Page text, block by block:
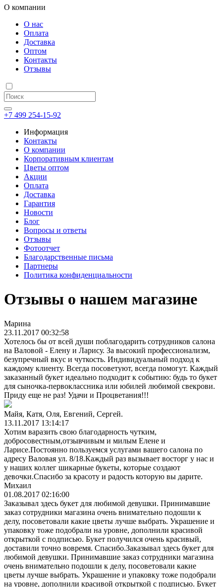
О компании
О нас
Оплата
Доставка
Оптом
Контакты
Отзывы
+7 499 254-15-92
Информация
Контакты
О компании
Корпоративным клиентам
Цветы оптом
Акции
Оплата
Доставка
Гарантия
Новости
Блог
Вопросы и ответы
Отзывы
Фотоотчет
Благодарственные письма
Партнеры
Политика конфиденциальности
Отзывы о нашем магазине
Марина
23.11.2017 00:32:58
Хотелось бы от всей души поблагодарить сотрудников салона
на Валовой - Елену и Ларису. За высокий профессионализм,
безупречный вкус и чуткость. Индивидуальный подход к
каждому клиенту. Всегда посоветуют, всегда помогут. Каждый
заказанный букет идеально подходит к событию: будь то букет
для сыночка-первоклассника или юбилей любимой свекрови.
Приду еще не раз! Удачи и Процветания!!!
Майя, Катя, Оля, Евгений, Сергей.
13.11.2017 13:14:17
Хотим варазить свою благодарность чутким,
добросовестным,отзывчивым и милым Елене и
Ларисе.Постоянно пользуемся услугами вашего салона по
адресу Валовая ул. 8/18.Каждый раз вызывает восторг у нас и
у наших коллег шикарные букеты, которые создают
девочки.Спасибо за красоту и радость которую вы дарите.
Михаил
01.08.2017 02:16:00
Заказывал здесь букет для любимой девушки. Принимавшие
заказ сотрудники магазина очень внимательно подошли к
делу, посоветовали какие цветы лучше выбрать. Украшение и
упаковку тоже подобрали на уровне, дополнили красивой
открыткой с подписью. Букет получился очень красивый,
доставили точно вовремя. Спасибо.Заказывал здесь букет для
любимой девушки. Принимавшие заказ сотрудники магазина
очень внимательно подошли к делу, посоветовали какие
цветы лучше выбрать. Украшение и упаковку тоже подобрали
на уровне, дополнили красивой открыткой с подписью. Букет